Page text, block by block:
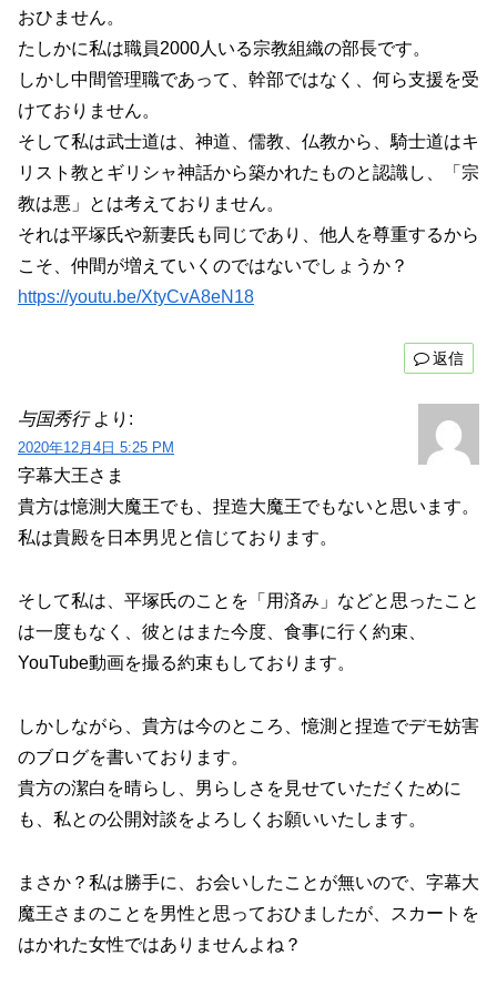
おひません。
たしかに私は職員2000人いる宗教組織の部長です。
しかし中間管理職であって、幹部ではなく、何ら支援を受
けておりません。
そして私は武士道は、神道、儒教、仏教から、騎士道はキ
リスト教とギリシャ神話から築かれたものと認識し、「宗
教は悪」とは考えておりません。
それは平塚氏や新妻氏も同じであり、他人を尊重するから
こそ、仲間が増えていくのではないでしょうか？
https://youtu.be/XtyCvA8eN18
返信
与国秀行 より:
2020年12月4日 5:25 PM
字幕大王さま
貴方は憶測大魔王でも、捏造大魔王でもないと思います。
私は貴殿を日本男児と信じております。
そして私は、平塚氏のことを「用済み」などと思ったこと
は一度もなく、彼とはまた今度、食事に行く約束、
YouTube動画を撮る約束もしております。
しかしながら、貴方は今のところ、憶測と捏造でデモ妨害
のブログを書いております。
貴方の潔白を晴らし、男らしさを見せていただくために
も、私との公開対談をよろしくお願いいたします。
まさか？私は勝手に、お会いしたことが無いので、字幕大
魔王さまのことを男性と思っておひましたが、スカートを
はかれた女性ではありませんよね？